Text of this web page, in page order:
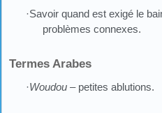
·Savoir quand est exigé le
problèmes connexes.
Termes Arabes
·Woudou – petites ablutions.